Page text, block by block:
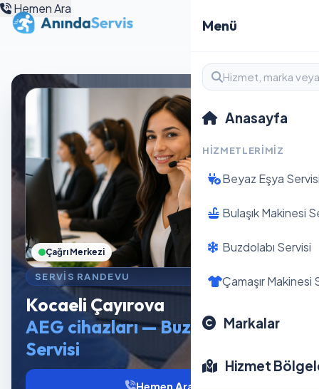
Menü
Anasayfa
HIZMETLERIMIZ
Beyaz Eşya
Bulaşık Makinesi
Buzdolabı Servisi
Çamaşır Makinesi
Markalar
Hizmet
Hemen Ara
SERVIS RANDEVU
Kocaeli Çayırova
AEG cihazları — Buzdolabı
Servisi
Hemen Ara
Çağrı Merkezi